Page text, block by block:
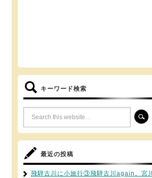
キーワード検索
最近の投稿
飛騨古川に小旅行③飛騨古川again。宮川